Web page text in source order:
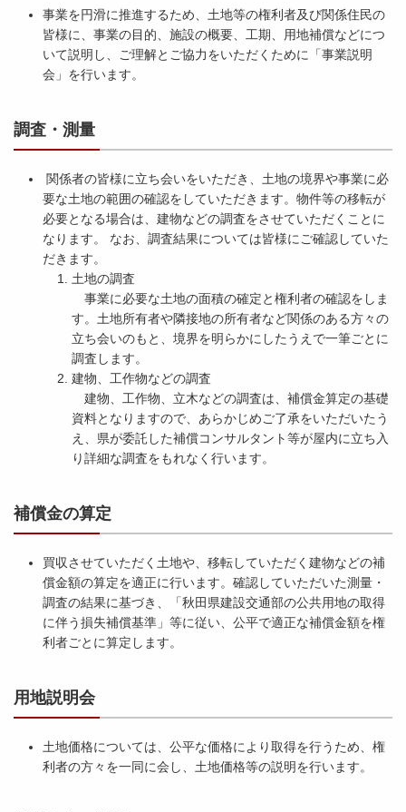
事業を円滑に推進するため、土地等の権利者及び関係住民の
皆様に、事業の目的、施設の概要、工期、用地補償などにつ
いて説明し、ご理解とご協力をいただくために「事業説明
会」を行います。
調査・測量
関係者の皆様に立ち会いをいただき、土地の境界や事業に必
要な土地の範囲の確認をしていただきます。物件等の移転が
必要となる場合は、建物などの調査をさせていただくことに
なります。 なお、調査結果については皆様にご確認していた
だきます。
土地の調査
事業に必要な土地の面積の確定と権利者の確認をしま
す。土地所有者や隣接地の所有者など関係のある方々の
立ち会いのもと、境界を明らかにしたうえで一筆ごとに
調査します。
建物、工作物などの調査
建物、工作物、立木などの調査は、補償金算定の基礎
資料となりますので、あらかじめご了承をいただいたう
え、県が委託した補償コンサルタント等が屋内に立ち入
り詳細な調査をもれなく行います。
補償金の算定
買収させていただく土地や、移転していただく建物などの補
償金額の算定を適正に行います。確認していただいた測量・
調査の結果に基づき、「秋田県建設交通部の公共用地の取得
に伴う損失補償基準」等に従い、公平で適正な補償金額を権
利者ごとに算定します。
用地説明会
土地価格については、公平な価格により取得を行うため、権
利者の方々を一同に会し、土地価格等の説明を行います。